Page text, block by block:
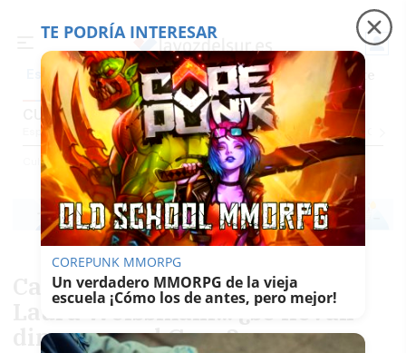
Es noticia Precio luz Padre Coraje Fábrica de botellas
CULTURA
Espectáculos Y ConciertosComunicaciónRoedores De Cultura El
Cultura
Carolina Yuste, Salva Reina o
Laura Weissmahr... ¿se llevan
dinero por el Goya?
TE PODRÍA INTERESAR
COREPUNK MMORPG
Un verdadero MMORPG de la vieja
escuela ¡Cómo los de antes, pero mejor!